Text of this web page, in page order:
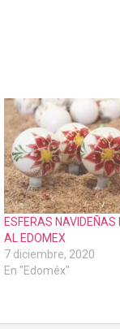
ESFERAS
AL EDOMEX
7 diciembre, 2020
En "Edoméx"